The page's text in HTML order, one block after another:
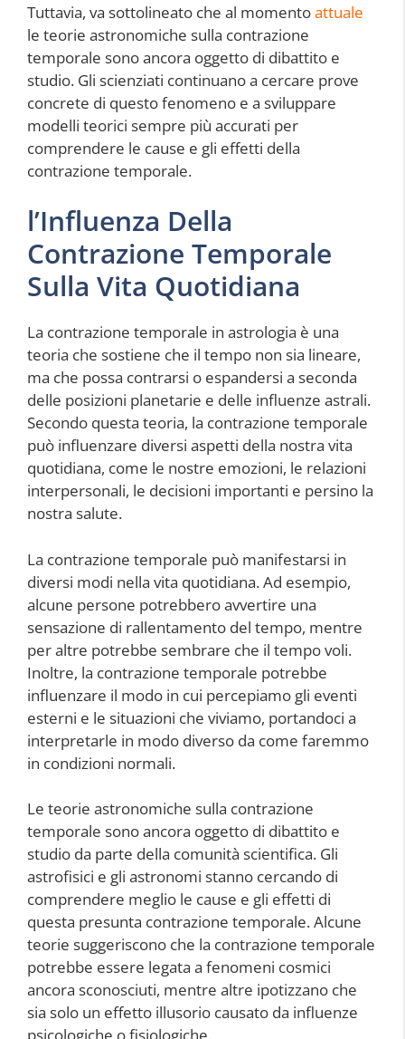
Tuttavia, va sottolineato che al momentoattuale
le teorie astronomiche sulla contrazione
temporale sono ancora oggetto di dibattito e
studio. Gli scienziati continuano a cercare prove
concrete di questo fenomeno e a sviluppare
modelli teorici sempre più accurati per
comprendere le cause e gli effetti della
contrazione temporale.
l’Influenza Della
Contrazione Temporale
Sulla Vita Quotidiana
La contrazione temporale in astrologia è una
teoria che sostiene che il tempo non sia lineare,
ma che possa contrarsi o espandersi a seconda
delle posizioni planetarie e delle influenze astrali.
Secondo questa teoria, la contrazione temporale
può influenzare diversi aspetti della nostra vita
quotidiana, come le nostre emozioni, le relazioni
interpersonali, le decisioni importanti e persino la
nostra salute.
La contrazione temporale può manifestarsi in
diversi modi nella vita quotidiana. Ad esempio,
alcune persone potrebbero avvertire una
sensazione di rallentamento del tempo, mentre
per altre potrebbe sembrare che il tempo voli.
Inoltre, la contrazione temporale potrebbe
influenzare il modo in cui percepiamo gli eventi
esterni e le situazioni che viviamo, portandoci a
interpretarle in modo diverso da come faremmo
in condizioni normali.
Le teorie astronomiche sulla contrazione
temporale sono ancora oggetto di dibattito e
studio da parte della comunità scientifica. Gli
astrofisici e gli astronomi stanno cercando di
comprendere meglio le cause e gli effetti di
questa presunta contrazione temporale. Alcune
teorie suggeriscono che la contrazione temporale
potrebbe essere legata a fenomeni cosmici
ancora sconosciuti, mentre altre ipotizzano che
sia solo un effetto illusorio causato da influenze